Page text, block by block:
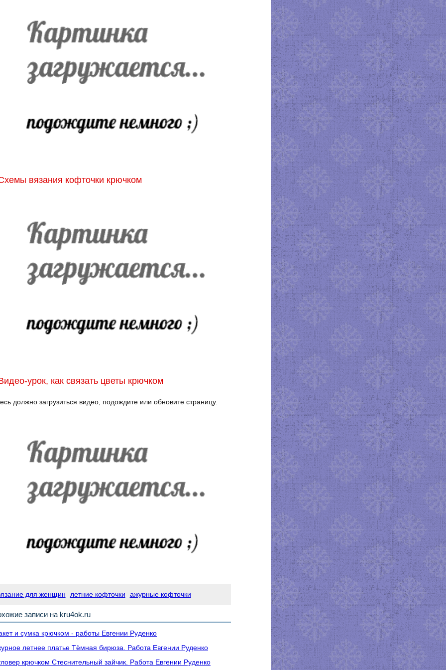
вязания кофточки крючком
урок, как связать цветы крючком
должно загрузиться видео, подождите или обновите страницу.
для женщин летние кофточки ажурные кофточки
записи на kru4ok.ru
и сумка крючком - работы Евгении Руденко
летнее платье Тёмная бирюза. Работа Евгении Руденко
крючком Стеснительный зайчик. Работа Евгении Руденко